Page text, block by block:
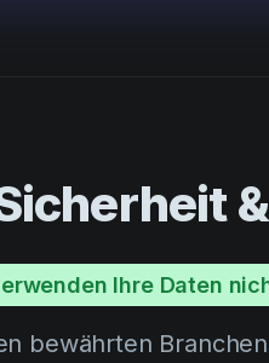
Ihre Daten
bewährten